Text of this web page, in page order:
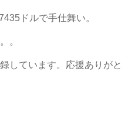
ドルで手仕舞い。
。
しています。応援ありがと